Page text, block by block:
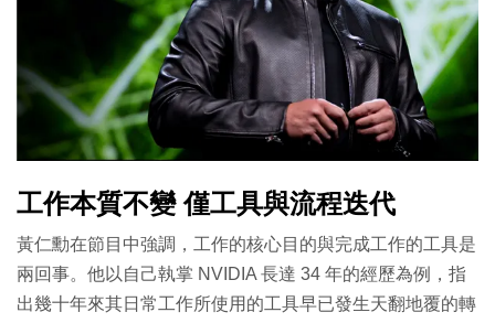
工作本質不變 僅工具與流程迭代
黃仁勳在節目中強調，工作的核心目的與完成工作的工具是
兩回事。他以自己執掌 NVIDIA 長達 34 年的經歷為例，指
出幾十年來其日常工作所使用的工具早已發生天翻地覆的轉